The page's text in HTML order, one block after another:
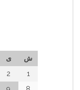
ش ی
1
2